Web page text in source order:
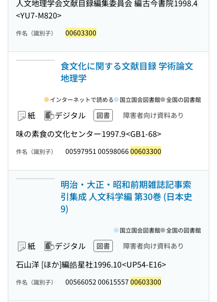
人文地理学会文献目録編集委員会 編古今書院1998.4
<YU7-M820>
件名（識別子） 00603300
食文化に関する文献目録 学術論文
地理学
紙 デジタル 図書 障害者向け資料あり
味の素食の文化センター1997.9<GB1-68>
インターネットで読める 国立国会図書館 全国の図書館
件名（識別子） 00597951 0059806600603300
明治・大正・昭和前期雑誌記事索
引集成 人文科学編 第30巻 (日本史
9)
紙 デジタル 図書 障害者向け資料あり
石山洋 [ほか]編皓星社1996.10<UP54-E16>
国立国会図書館 全国の図書館
件名（識別子） 00566052 00615557 00603300